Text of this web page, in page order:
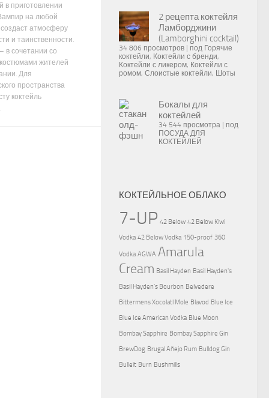
в приготовлении
на любой
атмосферу
и таинственности.
в сочетании со
жителей
Для
пространства
коктейль
2 рецепта коктейля
Ламборджини
(Lamborghini cocktail)
34 806 просмотров под Горячие
коктейли, Коктейли с бренди,
Коктейли с ликером, Коктейли с
ромом, Слоистые коктейли, Шоты
Бокалы для
коктейлей
34 544 просмотра
под
ПОСУДА ДЛЯ
КОКТЕЙЛЕЙ
КОКТЕЙЛЬНОЕ ОБЛАКО
7-UP 42 Below 42 Below Kiwi
Vodka 42 Below Vodka 150-proof 360
Vodka AGWA Amarula
Cream Basil Hayden Basil Hayden's
Basil Hayden's Bourbon Belvedere
Bittermens Xocolatl Mole Blavod Blue Ice
Blue Ice American Vodka Blue Moon
Bombay Sapphire Bombay Sapphire Gin
BrewDog Brugal Añejo Rum Bulldog Gin
Bulleit Burn Bushmills